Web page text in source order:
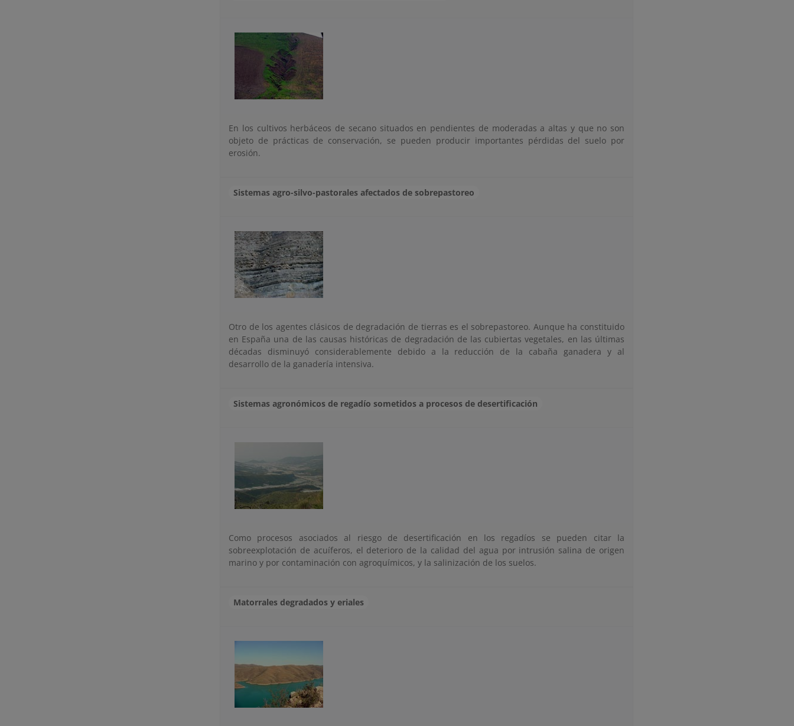
En los cultivos herbáceos de secano situados en pendientes de moderadas a altas y que no son
objeto de prácticas de conservación, se pueden producir importantes pérdidas del suelo por
erosión.
Sistemas agro-silvo-pastorales afectados de sobrepastoreo
Otro de los agentes clásicos de degradación de tierras es el sobrepastoreo. Aunque ha constituido
en España una de las causas históricas de degradación de las cubiertas vegetales, en las últimas
décadas disminuyó considerablemente debido a la reducción de la cabaña ganadera y al
desarrollo de la ganadería intensiva.
Sistemas agronómicos de regadío sometidos a procesos de desertificación
Como procesos asociados al riesgo de desertificación en los regadíos se pueden citar la
sobreexplotación de acuíferos, el deterioro de la calidad del agua por intrusión salina de origen
marino y por contaminación con agroquímicos, y la salinización de los suelos.
Matorrales degradados y eriales